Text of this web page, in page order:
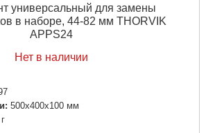
универсальный для замены
в наборе, 44-82 мм THORVIK
APPS24
Нет в наличии
500x400x100 мм